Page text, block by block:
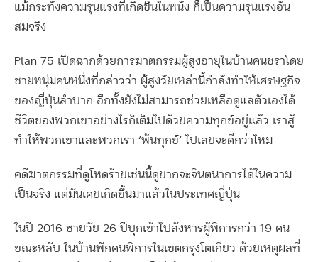
แม้กระทั่งความรุนแรงที่เกิดขึ้นในหนัง ก็เป็นความรุนแรงอัน
สมจริง
Plan 75 เปิดฉากด้วยการฆาตกรรมผู้สูงอายุในบ้านคนชราโดย
ชายหนุ่มคนหนึ่งที่กล่าวว่า ผู้สูงวัยเหล่านี้กำลังทำให้เศรษฐกิจ
ของญี่ปุ่นลำบาก อีกทั้งยังไม่สามารถช่วยเหลือดูแลตัวเองได้
ชีวิตของพวกเขาอย่างไรก็เต็มไปด้วยความทุกข์อยู่แล้ว เราสู้
ทำให้พวกเขาและพวกเรา ‘พ้นทุกข์’ ไปเลยจะดีกว่าไหม
คดีฆาตกรรมที่ดูโหดร้ายเช่นนี้ดูยากจะจินตนาการได้ในความ
เป็นจริง แต่มันเคยเกิดขึ้นมาแล้วในประเทศญี่ปุ่น
ในปี 2016 ชายวัย 26 ปีบุกเข้าไปสังหารผู้พิการกว่า 19 คน
ขณะหลับ ในบ้านพักคนพิการในเขตกรุงโตเกียว ด้วยเหตุผลที่